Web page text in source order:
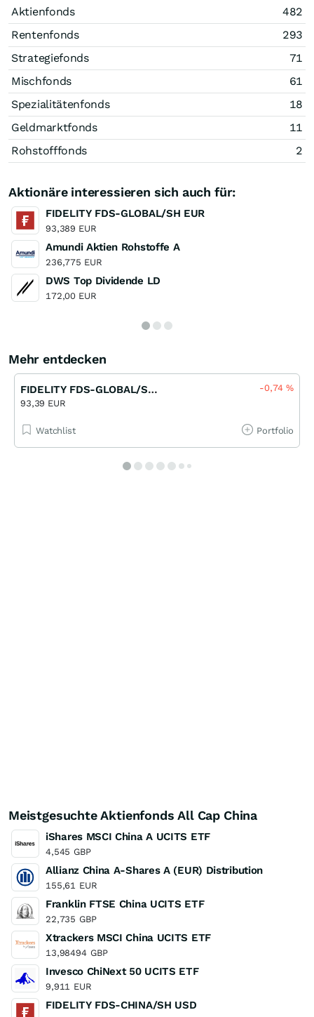
Aktienfonds
482
Rentenfonds
293
Strategiefonds
71
Mischfonds
61
Spezialitätenfonds
18
Geldmarktfonds
11
Rohstofffonds
2
Aktionäre interessieren sich auch für:
FIDELITY FDS-GLOBAL/SH EUR
93,389 EUR
Amundi Aktien Rohstoffe A
236,775 EUR
DWS Top Dividende LD
172,00 EUR
Mehr entdecken
FIDELITY FDS-GLOBAL/SH EUR
93,39 EUR
-0,74%
Watchlist Portfolio
Meistgesuchte Aktienfonds All Cap China
iShares MSCI China A UCITS ETF
4,545 GBP
Allianz China A-Shares A (EUR) Distribution
155,61 EUR
Franklin FTSE China UCITS ETF
22,735 GBP
Xtrackers MSCI China UCITS ETF
13,98494 GBP
Invesco ChiNext 50 UCITS ETF
9,911 EUR
FIDELITY FDS-CHINA/SH USD